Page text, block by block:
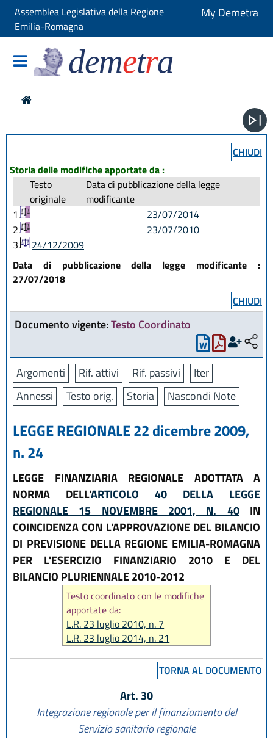
Assemblea Legislativa della Regione
Emilia-Romagna
My Demetra
demetra
CHIUDI
Storia delle modifiche apportate da :
Testo
originale
Data di pubblicazione della legge
modificante
1.
23/07/2014
2.
23/07/2010
3.
24/12/2009
Data di pubblicazione della legge modificante :
27/07/2018
CHIUDI
Documento vigente:Testo Coordinato
Argomenti Rif. attivi Rif. passivi
Iter
Annessi
Testo orig. Storia Nascondi Note
LEGGE REGIONALE 22 dicembre 2009,
n. 24
LEGGE FINANZIARIA REGIONALE ADOTTATA A
NORMA DELL'ARTICOLO 40 DELLA LEGGE
REGIONALE 15 NOVEMBRE 2001, N. 40IN
COINCIDENZA CON L'APPROVAZIONE DEL BILANCIO
DI PREVISIONE DELLA REGIONE EMILIA-ROMAGNA
PER L'ESERCIZIO FINANZIARIO 2010 E DEL
BILANCIO PLURIENNALE 2010-2012
Testo coordinato con le modifiche
apportate da:
L.R. 23 luglio 2010, n. 7
L.R. 23 luglio 2014, n. 21
TORNA AL DOCUMENTO
Art. 30
Integrazione regionale per il finanziamento del
Servizio sanitario regionale